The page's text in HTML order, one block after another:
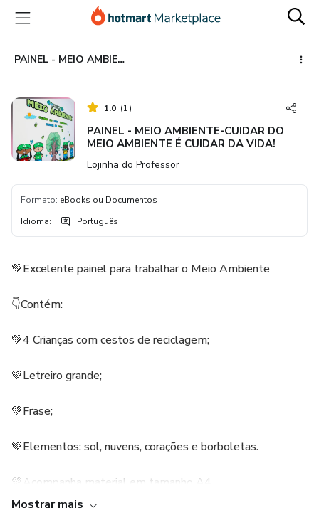
para
conteúdo
principal
para
pagamento
para
rodapé
PAINEL - MEIO AMBIENTE-CUIDAR DO MEIO AMBIENTE É CUIDAR DA VIDA!
1.0 (1)
PAINEL - MEIO AMBIENTE-CUIDAR DO
MEIO AMBIENTE É CUIDAR DA VIDA!
Lojinha do Professor
Formato: eBooks ou Documentos
Idioma: Português
💚Excelente painel para trabalhar o Meio Ambiente
👇Contém:
💚4 Crianças com cestos de reciclagem;
💚Letreiro grande;
💚Frase;
💚Elementos: sol, nuvens, corações e borboletas.
💚Acompanha material em tamanho A4.
Mostrar mais